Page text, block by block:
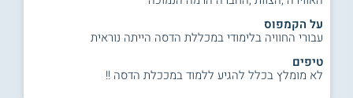
על הקמפוס
עבורי החוויה בלימודי במכללת הדסה הייתה נוראית
טיפים
לא מומלץ בכלל להגיע ללמוד במככלת הדסה !!